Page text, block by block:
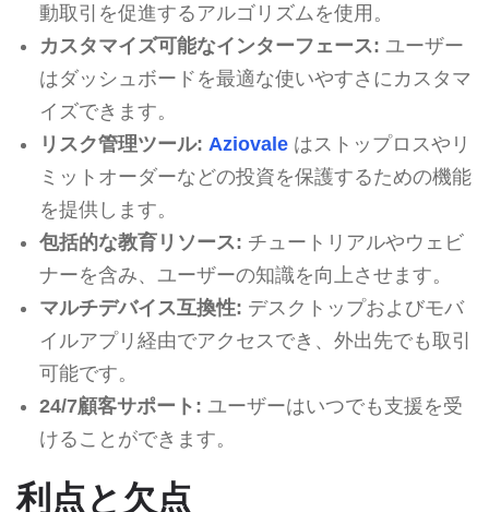
動取引を促進するアルゴリズムを使用。
カスタマイズ可能なインターフェース: ユーザー
はダッシュボードを最適な使いやすさにカスタマ
イズできます。
リスク管理ツール: Aziovaleはストップロスやリ
ミットオーダーなどの投資を保護するための機能
を提供します。
包括的な教育リソース: チュートリアルやウェビ
ナーを含み、ユーザーの知識を向上させます。
マルチデバイス互換性: デスクトップおよびモバ
イルアプリ経由でアクセスでき、外出先でも取引
可能です。
24/7顧客サポート: ユーザーはいつでも支援を受
けることができます。
利点と欠点